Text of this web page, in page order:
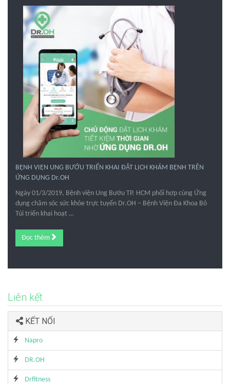
BỆNH VIỆN UNG BƯỚU TRIỂN KHAI ĐẶT LỊCH KHÁM BỆNH TRÊN
ỨNG DỤNG Dr.OH
Ngày 01/3/2019, Bệnh viện Ung Bướu TP. HCM phối hợp cùng Ứng
dụng chăm sóc sức khỏe trực tuyến Dr.OH – Bệnh Viện Đa Khoa Bỏ
Túi triển khai hoạt …
Đọc thêm
Liên kết
KẾT NỐI
Napro
DR.OH
Drfitness